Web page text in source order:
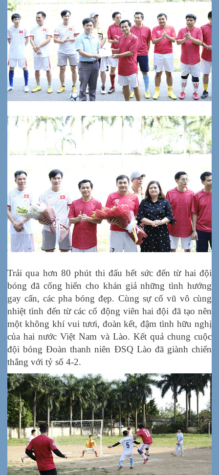
Trải qua hơn 80 phút thi đấu hết sức đến từ hai đội
bóng đã cống hiến cho khán giả những tình hướng
gay cấn, các pha bóng đẹp. Cùng sự cổ vũ vô cùng
nhiệt tình đến từ các cổ động viên hai đội đã tạo nên
một không khí vui tươi, đoàn kết, đậm tình hữu nghị
của hai nước Việt Nam và Lào. Kết quả chung cuộc
đội bóng Đoàn thanh niên ĐSQ Lào đã giành chiến
thắng với tỷ số 4-2.